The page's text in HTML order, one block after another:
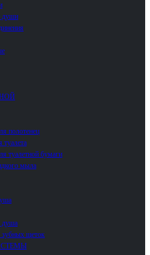
души
полотенец
туалета
туалетной бумаги
мыла
душа
щеток